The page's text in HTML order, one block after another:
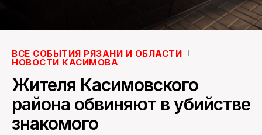
ВСЕ СОБЫТИЯ РЯЗАНИ И ОБЛАСТИ
НОВОСТИ КАСИМОВА
Жителя Касимовского
района обвиняют в убийстве
знакомого